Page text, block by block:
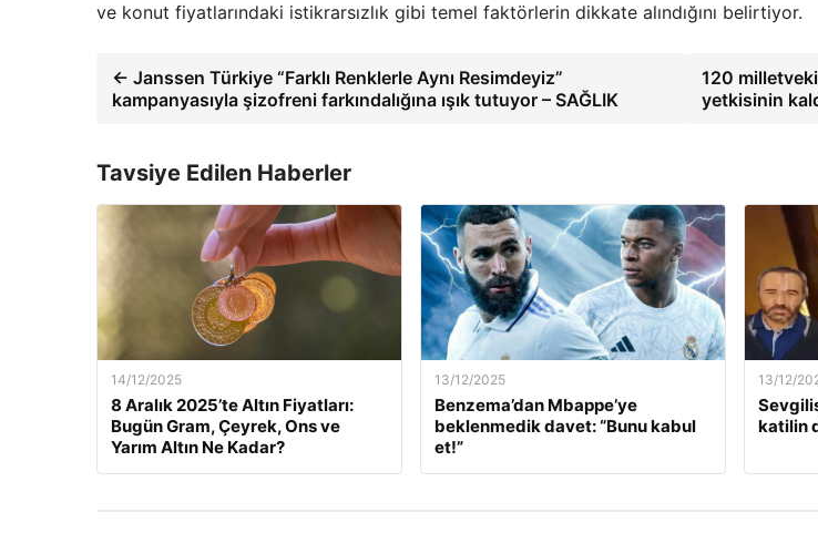
ve konut fiyatlarındaki istikrarsızlık gibi temel faktörlerin dikkate alındığını belirtiyor.
← Janssen Türkiye “Farklı Renklerle Aynı Resimdeyiz”
kampanyasıyla şizofreni farkındalığına ışık tutuyor – SAĞLIK
120
yetkisinin
Tavsiye Edilen Haberler
14/12/2025
8 Aralık 2025’te Altın Fiyatları:
Bugün Gram, Çeyrek, Ons ve
Yarım Altın Ne Kadar?
13/12/2025
Benzema’dan Mbappe’ye
beklenmedik davet: “Bunu kabul
et!”
13/12/
katilin